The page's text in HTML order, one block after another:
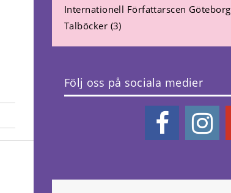
Internationell Författarscen Göteborg
Talböcker (3)
Följ oss på sociala medier